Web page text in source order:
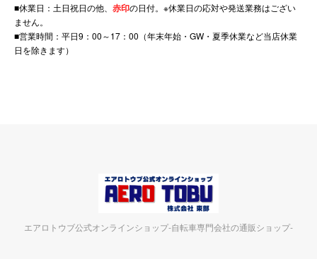
■休業日：土日祝日の他、 赤印の日付。※休業日の応対や発送業務はござい
ません。
■営業時間：平日9：00～17：00（年末年始・GW・夏季休業など当店休業
日を除きます）
エアロトウブ公式オンラインショップ-自転車専門会社の通販ショップ-